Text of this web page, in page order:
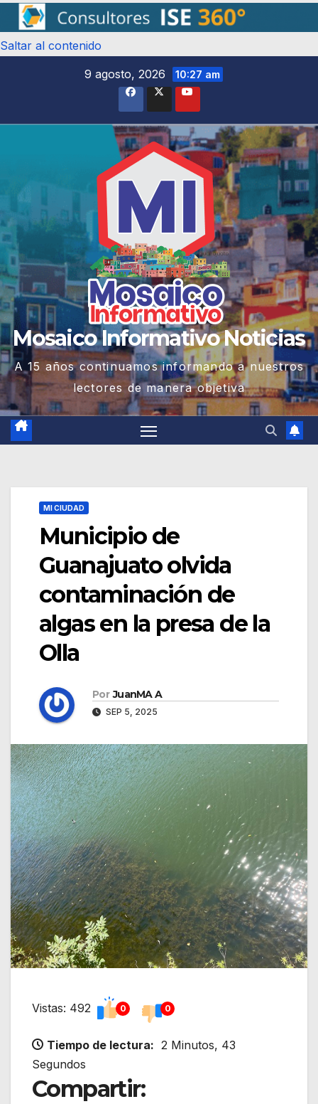
Saltar al contenido
9 agosto, 2026
10:27 am
Mosaico Informativo Noticias
A 15 años continuamos informando a nuestros
lectores de manera objetiva
MI CIUDAD
Municipio de
Guanajuato olvida
contaminación de
algas en la presa de la
Olla
Por JuanMA A
SEP 5, 2025
Vistas: 492 0 0
Tiempo de lectura: 2 Minutos, 43
Segundos
Compartir: